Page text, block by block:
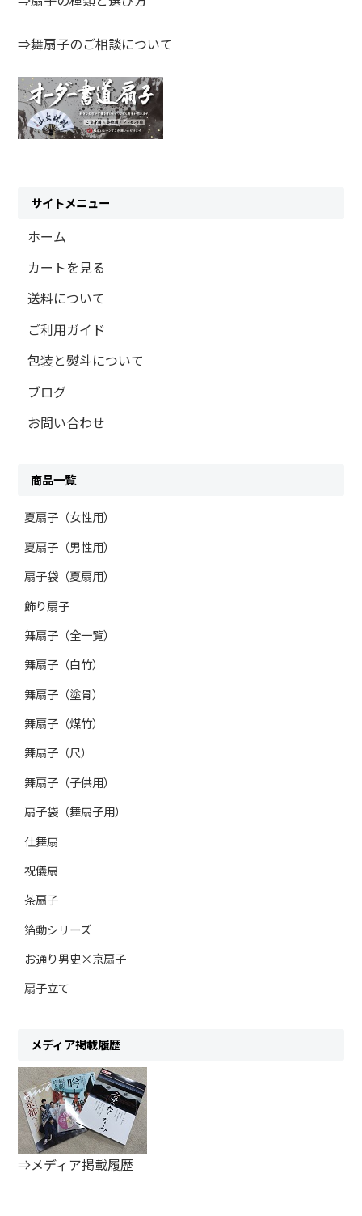
⇒舞扇子のご相談について
サイトメニュー
ホーム
カートを見る
送料について
ご利用ガイド
包装と熨斗について
ブログ
お問い合わせ
商品一覧
夏扇子（女性用）
夏扇子（男性用）
扇子袋（夏扇用）
飾り扇子
舞扇子（全一覧）
舞扇子（白竹）
舞扇子（塗骨）
舞扇子（煤竹）
舞扇子（尺）
舞扇子（子供用）
扇子袋（舞扇子用）
仕舞扇
祝儀扇
茶扇子
箔動シリーズ
お通り男史×京扇子
扇子立て
メディア掲載履歴
⇒メディア掲載履歴